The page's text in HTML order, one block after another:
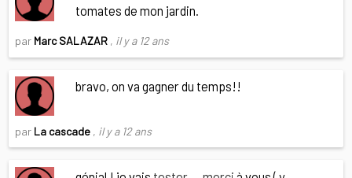
tomates de mon jardin.
par Marc SALAZAR , il y a 12 ans
bravo, on va gagner du temps!!
par La cascade , il y a 12 ans